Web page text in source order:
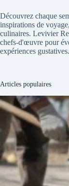
Découvrez chaque
inspirations de
culinaires. Levivier
chefs-d'œuvre pour
expériences gustatives.
Articles populaires